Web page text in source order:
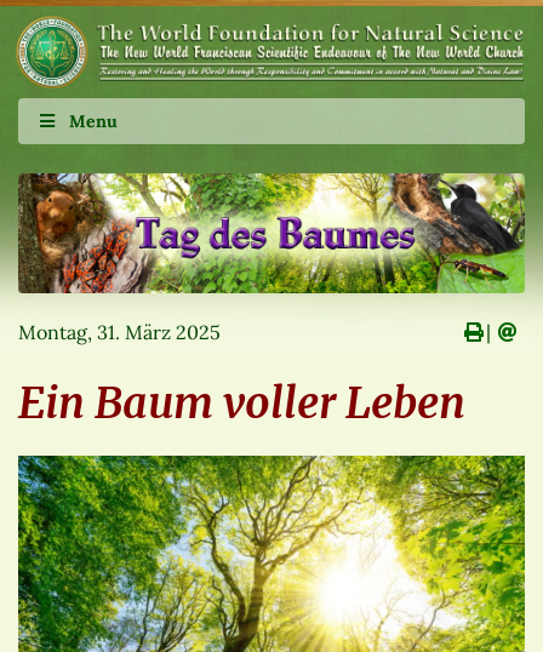
Menu
Montag, 31. März 2025 ∣
Ein Baum voller Leben